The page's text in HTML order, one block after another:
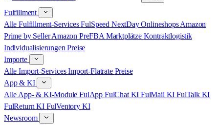
Fulfillment
Alle Fulfillment-ServicesFulSpeed NextDayOnlineshopsAmazon
Prime by SellerAmazon PreFBA Marktplätze Kontraktlogistik
IndividualisierungenPreise
Importe
Alle Import-ServicesImport-Flatrate Preise
App & KI
Alle App- & KI-ModuleFulApp FulChat KI FulMail KIFulTalk KI
FulReturn KI FulVentory KI
Newsroom